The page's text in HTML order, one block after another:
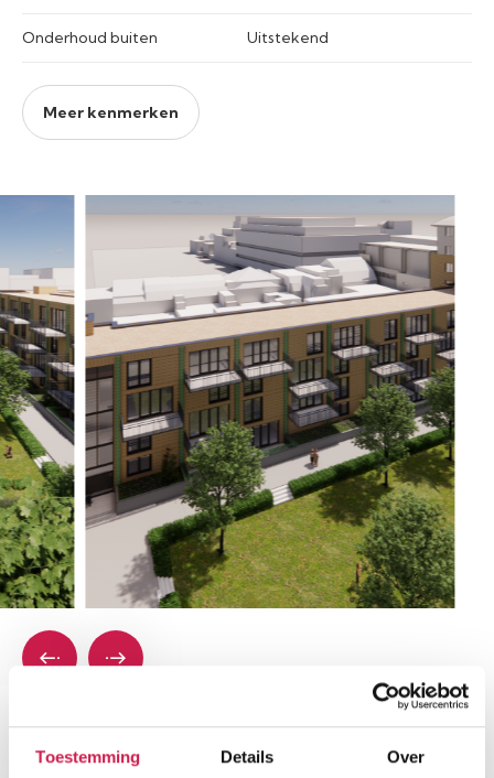
Toestemming Details Over
Onderhoud buiten Uitstekend
Meer kenmerken
Plattegronden